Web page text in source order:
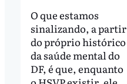
O que estamos
sinalizando, a partir
do próprio histórico
da saúde mental do
DF, é que, enquanto